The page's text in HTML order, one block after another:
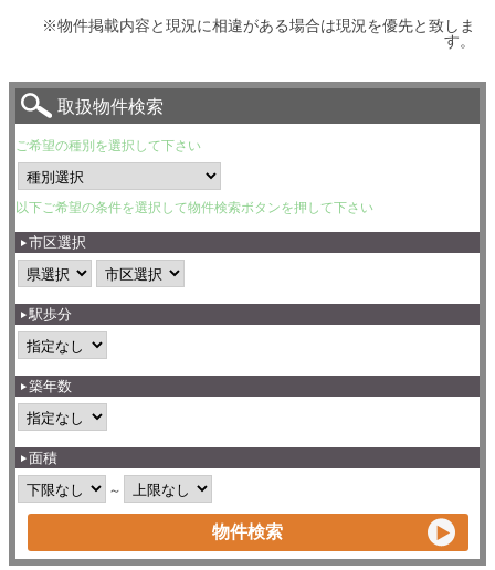
※物件掲載内容と現況に相違がある場合は現況を優先と致しま
す。
取扱物件検索
ご希望の種別を選択して下さい
以下ご希望の条件を選択して物件検索ボタンを押して下さい
市区選択
駅歩分
築年数
面積
～